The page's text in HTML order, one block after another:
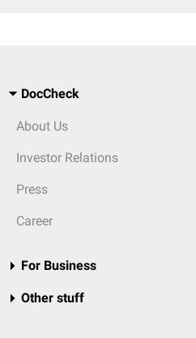
DocCheck
About Us
Investor Relations
Press
Career
For Business
Other stuff